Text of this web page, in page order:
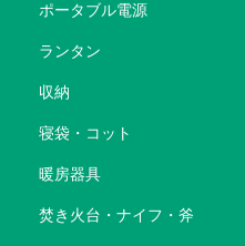
ポータブル電源
ランタン
収納
寝袋・コット
暖房器具
焚き火台・ナイフ・斧